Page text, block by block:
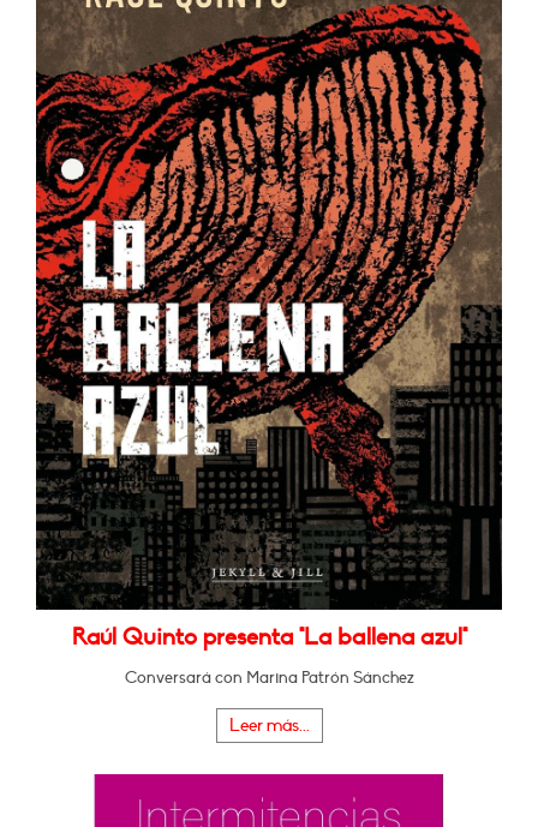
Raúl Quinto presenta "La ballena azul"
Conversará con Marina Patrón Sánchez
Leer más...